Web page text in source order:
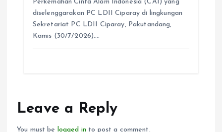
Perkemahan Cinta Alam Indonesia (CAI) yang
diselenggarakan PC LDII Ciparay di lingkungan
Sekretariat PC LDII Ciparay, Pakutandang,
Kamis (30/7/2026).…
Leave a Reply
You must be logged in to post a comment.